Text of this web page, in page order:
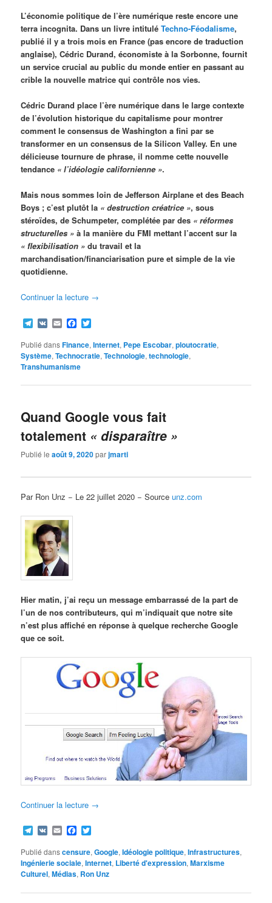
L’économie politique de l’ère numérique reste encore une
terra incognita. Dans un livre intituléTechno-Féodalisme,
publié il y a trois mois en France (pas encore de traduction
anglaise), Cédric Durand, économiste à la Sorbonne, fournit
un service crucial au public du monde entier en passant au
crible la nouvelle matrice qui contrôle nos vies.
Cédric Durand place l’ère numérique dans le large contexte
de l’évolution historique du capitalisme pour montrer
comment le consensus de Washington a fini par se
transformer en un consensus de la Silicon Valley. En une
délicieuse tournure de phrase, il nomme cette nouvelle
tendance « l’idéologie californienne ».
Mais nous sommes loin de Jefferson Airplane et des Beach
Boys ; c’est plutôt la « destruction créatrice », sous
stéroïdes, de Schumpeter, complétée par des « réformes
structurelles » à la manière du FMI mettant l’accent sur la
« flexibilisation » du travail et la
marchandisation/financiarisation pure et simple de la vie
quotidienne.
Continuer la lecture →
Telegram
VK EmailFacebook
Publié dansFinance,Internet, Pepe Escobar,ploutocratie,
Système,Technocratie,Technologie,technologie,
Transhumanisme
Quand Google vous fait
totalement « disparaître »
Publié leaoût 9, 2020parjmarti
Par Ron Unz − Le 22 juillet 2020 − Sourceunz.com
Hier matin, j’ai reçu un message embarrassé de la part de
l’un de nos contributeurs, qui m’indiquait que notre site
n’est plus affiché en réponse à quelque recherche Google
que ce soit.
Continuer la lecture →
Telegram
VK EmailFacebook
Publié danscensure,Google,Idéologie politique,Infrastructures,
Ingénierie sociale,Internet, Liberté d'expression,Marxisme
Culturel,Médias, Ron Unz